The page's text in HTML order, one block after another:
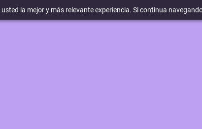
la mejor y más relevante experiencia. Si continua